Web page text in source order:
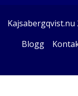
Kajsabergqvist.nu
Blogg